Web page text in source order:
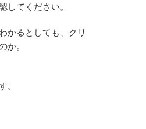
てください。
かるとしても、クリ
か。
。